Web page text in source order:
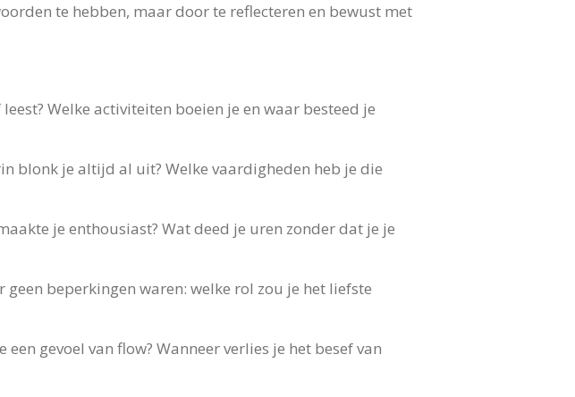
te hebben, maar door te reflecteren en bewust met
Welke activiteiten boeien je en waar besteed je
blonk je altijd al uit? Welke vaardigheden heb je die
je enthousiast? Wat deed je uren zonder dat je je
beperkingen waren: welke rol zou je het liefste
gevoel van flow? Wanneer verlies je het besef van